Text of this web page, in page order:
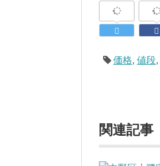
価格, 値段,
関連記事